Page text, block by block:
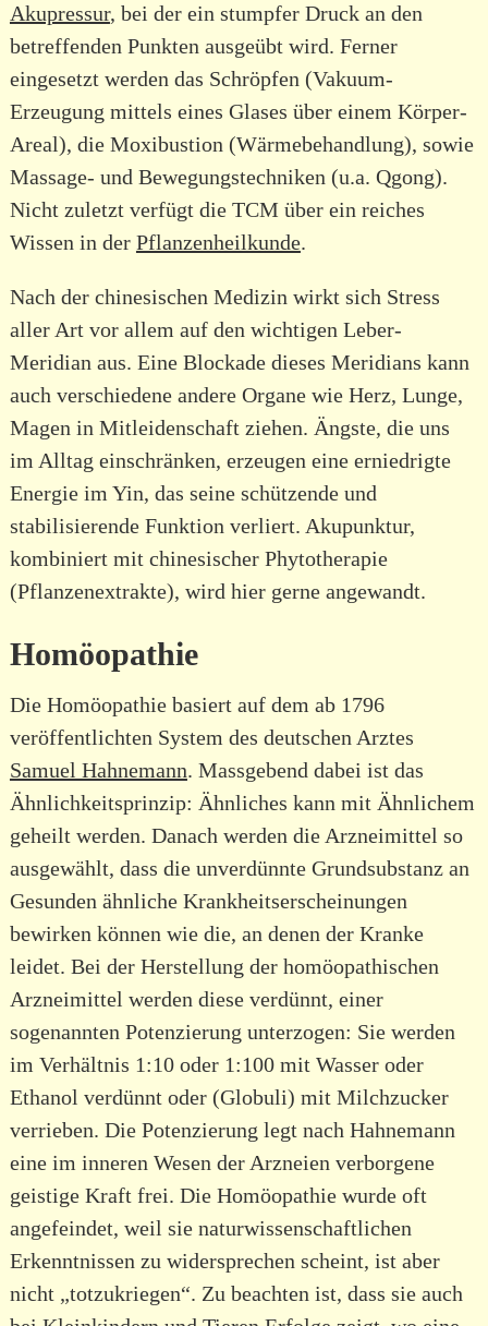
Akupressur, bei der ein stumpfer Druck an den
betreffenden Punkten ausgeübt wird. Ferner
eingesetzt werden das Schröpfen (Vakuum-
Erzeugung mittels eines Glases über einem Körper-
Areal), die Moxibustion (Wärmebehandlung), sowie
Massage- und Bewegungstechniken (u.a. Qgong).
Nicht zuletzt verfügt die TCM über ein reiches
Wissen in der Pflanzenheilkunde.
Nach der chinesischen Medizin wirkt sich Stress
aller Art vor allem auf den wichtigen Leber-
Meridian aus. Eine Blockade dieses Meridians kann
auch verschiedene andere Organe wie Herz, Lunge,
Magen in Mitleidenschaft ziehen. Ängste, die uns
im Alltag einschränken, erzeugen eine erniedrigte
Energie im Yin, das seine schützende und
stabilisierende Funktion verliert. Akupunktur,
kombiniert mit chinesischer Phytotherapie
(Pflanzenextrakte), wird hier gerne angewandt.
Homöopathie
Die Homöopathie basiert auf dem ab 1796
veröffentlichten System des deutschen Arztes
Samuel Hahnemann. Massgebend dabei ist das
Ähnlichkeitsprinzip: Ähnliches kann mit Ähnlichem
geheilt werden. Danach werden die Arzneimittel so
ausgewählt, dass die unverdünnte Grundsubstanz an
Gesunden ähnliche Krankheitserscheinungen
bewirken können wie die, an denen der Kranke
leidet. Bei der Herstellung der homöopathischen
Arzneimittel werden diese verdünnt, einer
sogenannten Potenzierung unterzogen: Sie werden
im Verhältnis 1:10 oder 1:100 mit Wasser oder
Ethanol verdünnt oder (Globuli) mit Milchzucker
verrieben. Die Potenzierung legt nach Hahnemann
eine im inneren Wesen der Arzneien verborgene
geistige Kraft frei. Die Homöopathie wurde oft
angefeindet, weil sie naturwissenschaftlichen
Erkenntnissen zu widersprechen scheint, ist aber
nicht „totzukriegen“. Zu beachten ist, dass sie auch